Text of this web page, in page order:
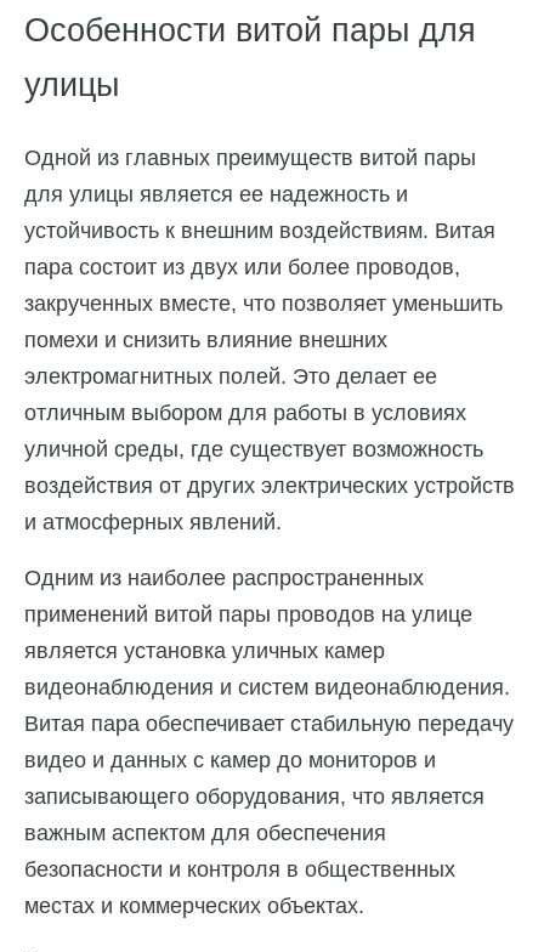
Особенности витой пары для
улицы
Одной из главных преимуществ витой пары
для улицы является ее надежность и
устойчивость к внешним воздействиям. Витая
пара состоит из двух или более проводов,
закрученных вместе, что позволяет уменьшить
помехи и снизить влияние внешних
электромагнитных полей. Это делает ее
отличным выбором для работы в условиях
уличной среды, где существует возможность
воздействия от других электрических устройств
и атмосферных явлений.
Одним из наиболее распространенных
применений витой пары проводов на улице
является установка уличных камер
видеонаблюдения и систем видеонаблюдения.
Витая пара обеспечивает стабильную передачу
видео и данных с камер до мониторов и
записывающего оборудования, что является
важным аспектом для обеспечения
безопасности и контроля в общественных
местах и коммерческих объектах.